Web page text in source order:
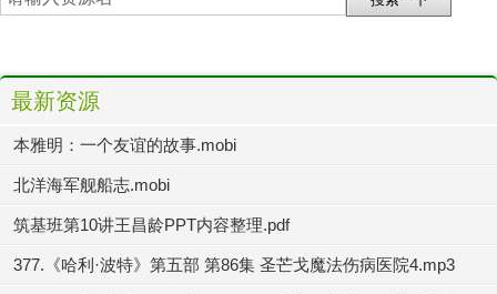
最新资源
本雅明：一个友谊的故事.mobi
北洋海军舰船志.mobi
筑基班第10讲王昌龄PPT内容整理.pdf
377.《哈利·波特》第五部 第86集 圣芒戈魔法伤病医院4.mp3